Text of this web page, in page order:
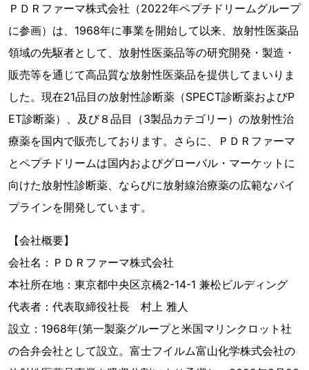
ＰＤＲファーマ株式会社（2022年ペプチドリームグループ
に参画）は、1968年に事業を開始して以来、放射性医薬品
領域の先駆者として、放射性医薬品等の研究開発・製造・
販売等を通じて高品質な放射性医薬品を提供してまいりま
した。現在21品目の放射性診断薬（SPECT診断薬およびP
ET診断薬）、及び８品目（3製品カテゴリー）の放射性治
療薬を国内で販売しております。さらに、ＰＤＲファーマ
とペプチドリームは国内およびグローバル・マーケットに
向けた放射性診断薬、ならびに放射線治療薬の広範なパイ
プラインを開発しています。
【会社概要】
会社名：ＰＤＲファーマ株式会社
本社所在地：東京都中央区京橋2-14-1 兼松ビルディング
代表者：代表取締役社長 村上 雅人
設立：1968年(第一製薬グループと米国マリンクロット社
の合弁会社として設立。富士フイルム富山化学株式会社の